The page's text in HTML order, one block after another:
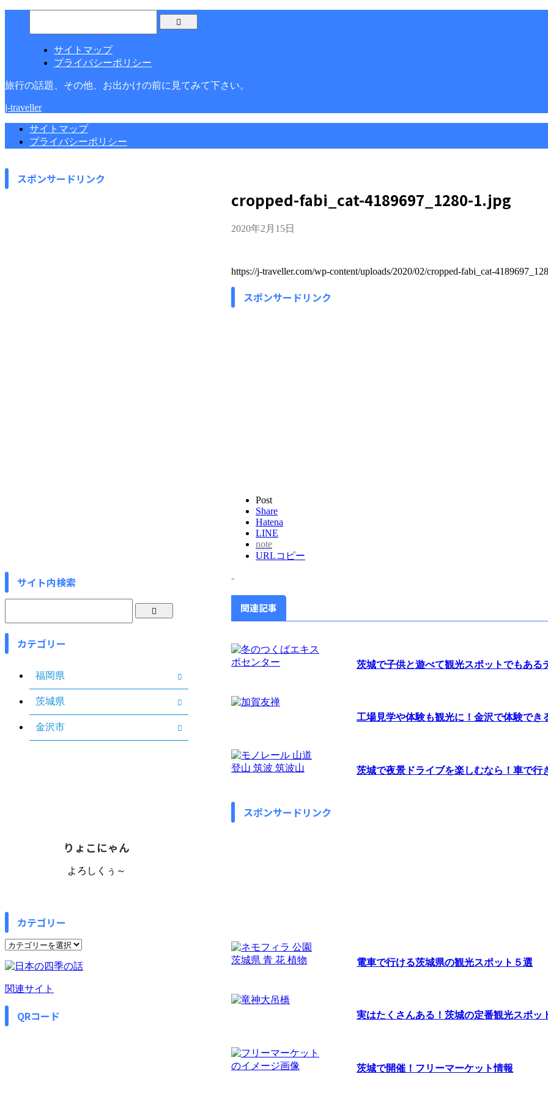
サイトマップ
プライバシーポリシー
旅行の話題、その他、お出かけの前に見てみて下さい。
j-traveller
サイトマップ
プライバシーポリシー
cropped-fabi_cat-4189697_1280-1.jpg
2020年2月15日
https://j-traveller.com/wp-content/uploads/2020/02/cropped-fabi_cat-
スポンサードリンク
Post
Share
Hatena
LINE
note
URLコピー
-
関連記事
茨城で子供と遊べて観光スポットでもある
工場見学や体験も観光に！金沢で体験でき
茨城で夜景ドライブを楽しむなら！車で行
スポンサードリンク
電車で行ける茨城県の観光スポット５選
実はたくさんある！茨城の定番観光スポッ
茨城で開催！フリーマーケット情報
スポンサードリンク
サイト内検索
カテゴリー
福岡県
茨城県
金沢市
りょこにゃん
よろしくぅ～
カテゴリー
カ
ゴ
リ
ー
関連サイト
QRコード